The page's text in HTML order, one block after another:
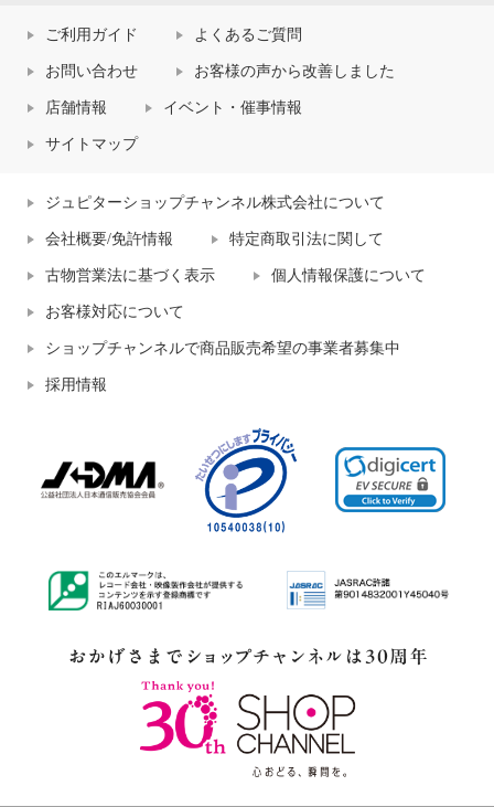
ご利用ガイド よくあるご質問
お問い合わせ お客様の声から改善しました
店舗情報 イベント・催事情報
サイトマップ
ジュピターショップチャンネル株式会社について
会社概要/免許情報 特定商取引法に関して
古物営業法に基づく表示 個人情報保護について
お客様対応について
ショップチャンネルで商品販売希望の事業者募集中
採用情報